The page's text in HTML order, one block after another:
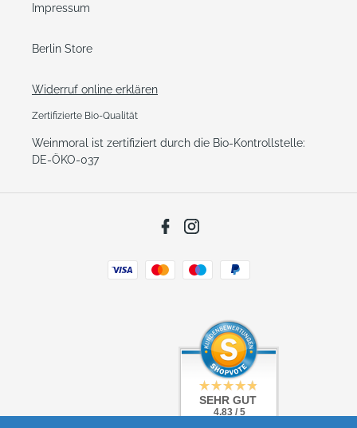
Impressum
Berlin Store
Widerruf online erklären
Zertifizierte Bio-Qualität
Weinmoral ist zertifiziert durch die Bio-Kontrollstelle:
DE-ÖKO-037
Facebook
Zahlungsarten
SEHR GUT
4.83 / 5
SEHR GUT
4.83 / 5